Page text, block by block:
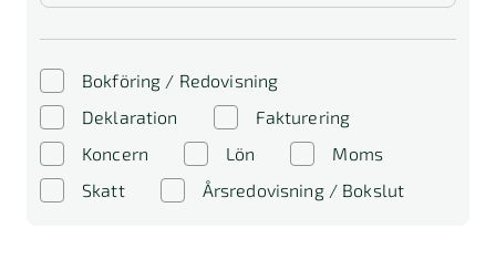
Bokföring / Redovisning
Deklaration
Fakturering
Koncern
Lön
Moms
Skatt
Årsredovisning / Bokslut